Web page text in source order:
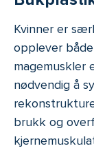
Kvinner er
opplever
nødvendig å
brukk og